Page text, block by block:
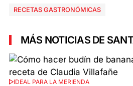
RECETAS GASTRONÓMICAS
MÁS NOTICIAS DE
IDEAL PARA LA MERIENDA